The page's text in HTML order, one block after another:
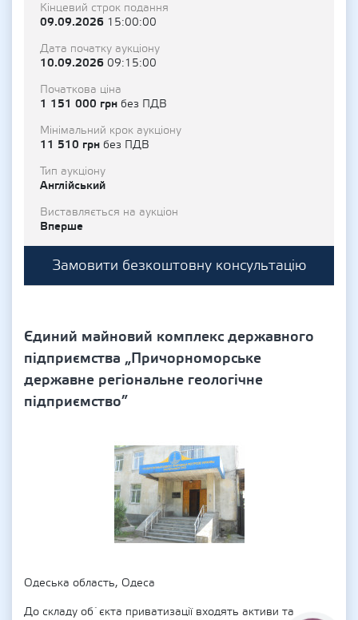
Кінцевий строк подання
09.09.2026 15:00:00
Дата початку аукціону
10.09.2026 09:15:00
Початкова ціна
1 151 000 грн без ПДВ
Мінімальний крок аукціону
11 510 грн без ПДВ
Тип аукціону
Англійський
Виставляється на аукціон
Вперше
Замовити безкоштовну консультацію
Єдиний майновий комплекс державного
підприємства „Причорноморське
державне регіональне геологічне
підприємство”
Одеська область, Одеса
До складу об`єкта приватизації входять активи та